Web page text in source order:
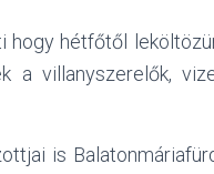
hétfőtől
a villanyszerelők,
is